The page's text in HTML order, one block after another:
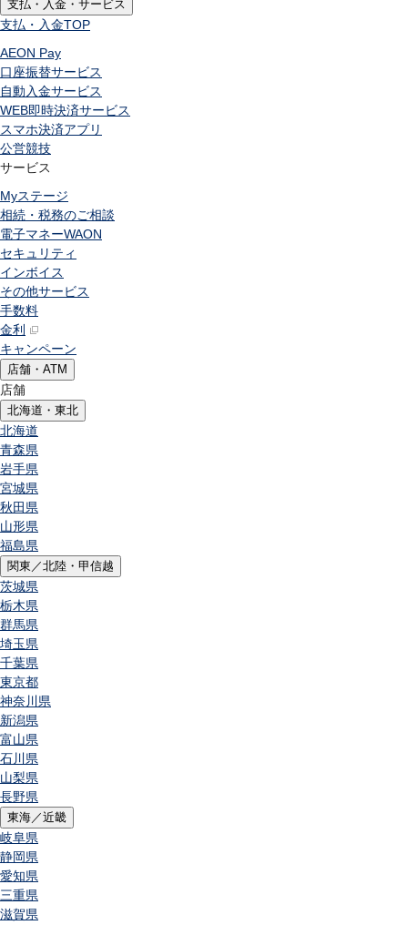
支払・入金・サービス
支払・入金TOP
AEON Pay
口座振替サービス
自動入金サービス
WEB即時決済サービス
スマホ決済アプリ
公営競技
サービス
Myステージ
相続・税務のご相談
電子マネーWAON
セキュリティ
インボイス
その他サービス
手数料
金利
キャンペーン
店舗・ATM
店舗
北海道・東北
北海道
青森県
岩手県
宮城県
秋田県
山形県
福島県
関東／北陸・甲信越
茨城県
栃木県
群馬県
埼玉県
千葉県
東京都
神奈川県
新潟県
富山県
石川県
山梨県
長野県
東海／近畿
岐阜県
静岡県
愛知県
三重県
滋賀県